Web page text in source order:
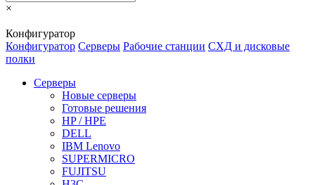
×
Конфигуратор
Конфигуратор Серверы Рабочие станции СХД и дисковые
полки
Серверы
Новые серверы
Готовые решения
HP / HPE
DELL
IBM Lenovo
SUPERMICRO
FUJITSU